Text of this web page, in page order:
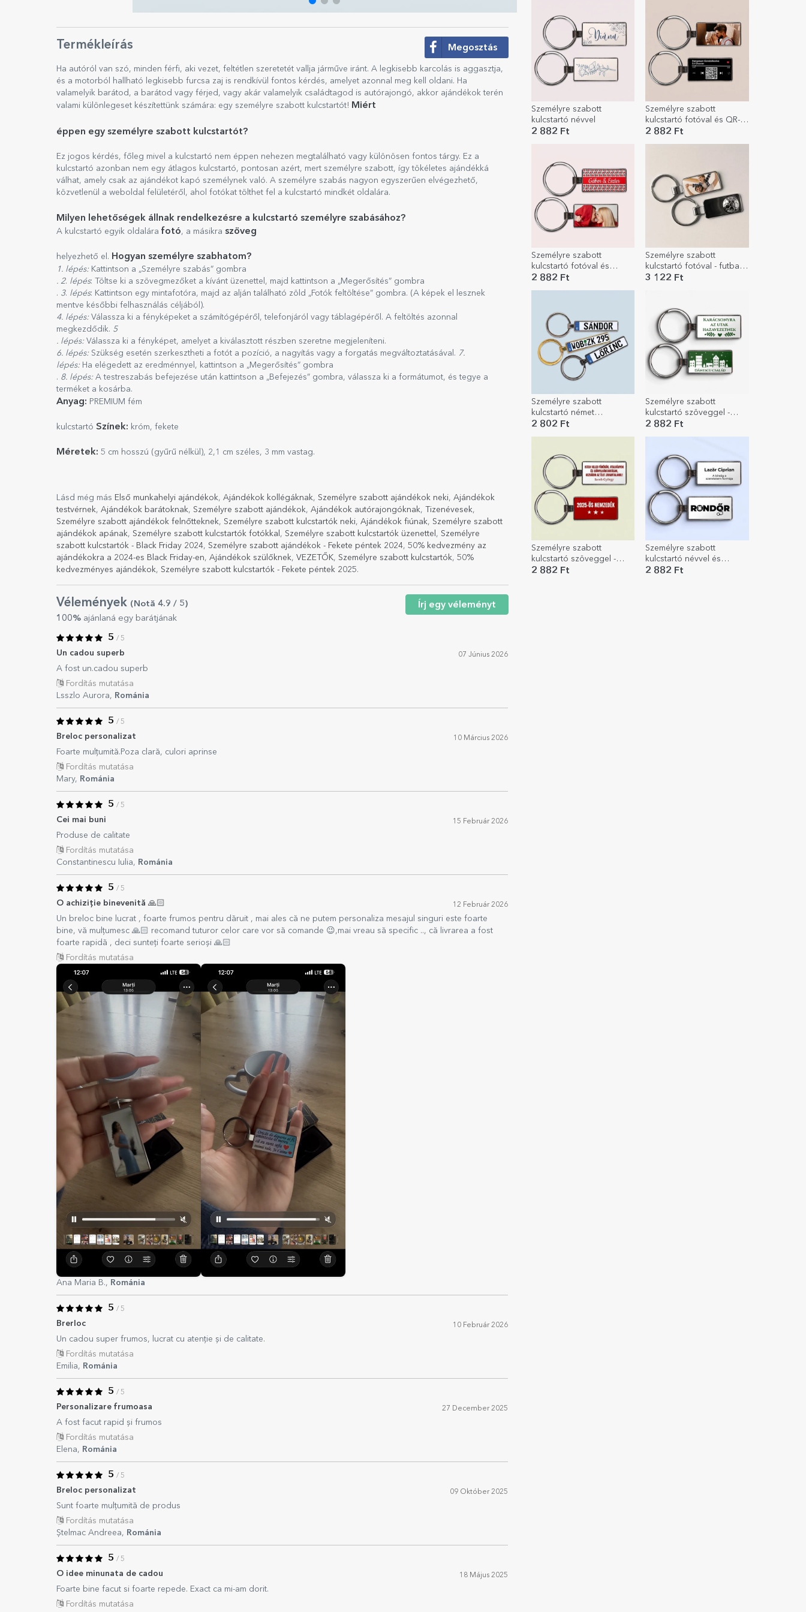
Személyre szabott
kulcstartó névvel
2 882 Ft
Személyre szabott
kulcstartó fotóval és QR-
kóddal – A mi dalunk
2 882 Ft
Személyre szabott
kulcstartó fotóval és
szöveggel - hagyományos
2 882 Ft
Személyre szabott
kulcstartó fotóval - futball
modell
3 122 Ft
Személyre szabott
kulcstartó német
rendszámmal
2 802 Ft
Személyre szabott
kulcstartó szöveggel -
Otthon
2 882 Ft
Személyre szabott
kulcstartó szöveggel -
Nyugdíjas
2 882 Ft
Személyre szabott
kulcstartó névvel és
szöveggel - Rendőr
2 882 Ft
Termékleírás Megosztás
Ha autóról van szó, minden férfi, aki vezet, feltétlen szeretetét vallja járműve iránt. A legkisebb karcolás is aggasztja,
és a motorból hallható legkisebb furcsa zaj is rendkívül fontos kérdés, amelyet azonnal meg kell oldani. Ha
valamelyik barátod, a barátod vagy férjed, vagy akár valamelyik családtagod is autórajongó, akkor ajándékok terén
valami különlegeset készítettünk számára: egy személyre szabott kulcstartót! Miért
éppen egy személyre szabott kulcstartót?
Ez jogos kérdés, főleg mivel a kulcstartó nem éppen nehezen megtalálható vagy különösen fontos tárgy. Ez a
kulcstartó azonban nem egy átlagos kulcstartó, pontosan azért, mert személyre szabott, így tökéletes ajándékká
válhat, amely csak az ajándékot kapó személynek való. A személyre szabás nagyon egyszerűen elvégezhető,
közvetlenül a weboldal felületéről, ahol fotókat tölthet fel a kulcstartó mindkét oldalára.
Milyen lehetőségek állnak rendelkezésre a kulcstartó személyre szabásához?
A kulcstartó egyik oldalára fotó, a másikra szöveg
helyezhető el. Hogyan személyre szabhatom?
1. lépés: Kattintson a „Személyre szabás” gombra
. 2. lépés: Töltse ki a szövegmezőket a kívánt üzenettel, majd kattintson a „Megerősítés” gombra
. 3. lépés: Kattintson egy mintafotóra, majd az alján található zöld „Fotók feltöltése” gombra. (A képek el lesznek
mentve későbbi felhasználás céljából).
4. lépés: Válassza ki a fényképeket a számítógépéről, telefonjáról vagy táblagépéről. A feltöltés azonnal
megkezdődik. 5
. lépés: Válassza ki a fényképet, amelyet a kiválasztott részben szeretne megjeleníteni.
6. lépés: Szükség esetén szerkesztheti a fotót a pozíció, a nagyítás vagy a forgatás megváltoztatásával. 7.
lépés: Ha elégedett az eredménnyel, kattintson a „Megerősítés” gombra
. 8. lépés: A testreszabás befejezése után kattintson a „Befejezés” gombra, válassza ki a formátumot, és tegye a
terméket a kosárba.
Anyag: PREMIUM fém
kulcstartó Színek: króm, fekete
Méretek: 5 cm hosszú (gyűrű nélkül), 2,1 cm széles, 3 mm vastag.
Lásd még más Első munkahelyi ajándékok, Ajándékok kollégáknak, Személyre szabott ajándékok neki, Ajándékok
testvérnek, Ajándékok barátoknak, Személyre szabott ajándékok, Ajándékok autórajongóknak, Tizenévesek,
Személyre szabott ajándékok felnőtteknek, Személyre szabott kulcstartók neki, Ajándékok fiúnak, Személyre szabott
ajándékok apának, Személyre szabott kulcstartók fotókkal , Személyre szabott kulcstartók üzenettel , Személyre
szabott kulcstartók - Black Friday 2024, Személyre szabott ajándékok - Fekete péntek 2024, 50% kedvezmény az
ajándékokra a 2024-es Black Friday-en, Ajándékok szülőknek, VEZETŐK, Személyre szabott kulcstartók, 50%
kedvezményes ajándékok, Személyre szabott kulcstartók - Fekete péntek 2025.
Vélemények (Notă 4.9 / 5)
100% ajánlaná egy barátjának
Írj egy véleményt
5 / 5
Un cadou superb 07 Június 2026
A fost un.cadou superb
Fordítás mutatása
Lsszlo Aurora, Románia
5 / 5
Breloc personalizat 10 Március 2026
Foarte mulțumită.Poza clară, culori aprinse
Fordítás mutatása
Mary, Románia
5 / 5
Cei mai buni 15 Február 2026
Produse de calitate
Fordítás mutatása
Constantinescu Iulia, Románia
5 / 5
O achiziție binevenită 🙏🏻 12 Február 2026
Un breloc bine lucrat , foarte frumos pentru dăruit , mai ales că ne putem personaliza mesajul singuri este foarte
bine, vă mulțumesc 🙏🏻 recomand tuturor celor care vor să comande 😉,mai vreau să specific .., că livrarea a fost
foarte rapidă , deci sunteți foarte serioși 🙏🏻
Fordítás mutatása
Ana Maria B., Románia
5 / 5
Brerloc 10 Február 2026
Un cadou super frumos, lucrat cu atenție și de calitate.
Fordítás mutatása
Emilia, Románia
5 / 5
Personalizare frumoasa 27 December 2025
A fost facut rapid și frumos
Fordítás mutatása
Elena, Románia
5 / 5
Breloc personalizat 09 Október 2025
Sunt foarte mulțumită de produs
Fordítás mutatása
Ștelmac Andreea, Románia
5 / 5
O idee minunata de cadou 18 Május 2025
Foarte bine facut si foarte repede. Exact ca mi-am dorit.
Fordítás mutatása